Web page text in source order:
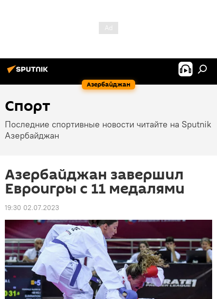
Азербайджан
Спорт
Последние спортивные новости читайте на Sputnik
Азербайджан
Азербайджан завершил
Евроигры с 11 медалями
19:30 02.07.2023